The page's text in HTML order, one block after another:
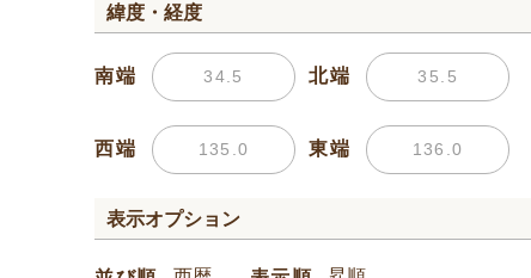
緯度・経度
南端 北端
西端 東端
表示オプション